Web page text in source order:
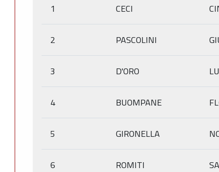
1 CECI
2 PASCOLINI
3 D'ORO
4 BUOMPANE
5 GIRONELLA
6 ROMITI